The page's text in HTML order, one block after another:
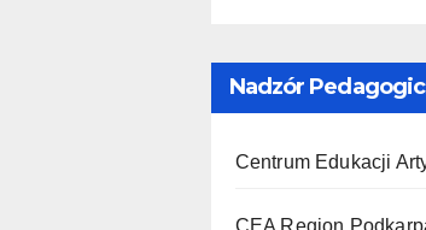
Nadzór
Centrum Edukacji
CEA Region